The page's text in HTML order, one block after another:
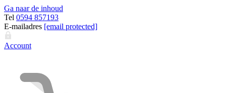
Ga naar de inhoud
Tel 0594 857193
E-mailadres [email protected]
Account